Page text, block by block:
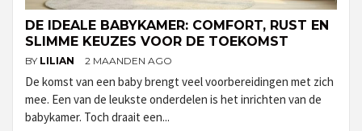
DE IDEALE BABYKAMER: COMFORT, RUST EN
SLIMME KEUZES VOOR DE TOEKOMST
BY LILIAN 2 MAANDEN AGO
De komst van een baby brengt veel voorbereidingen met zich
mee. Een van de leukste onderdelen is het inrichten van de
babykamer. Toch draait een...